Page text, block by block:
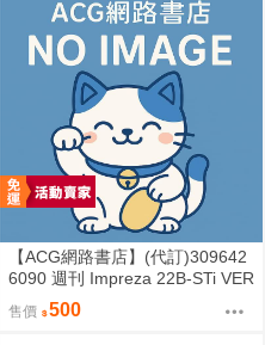
【ACG網路書店】(代訂)309642
6090 週刊 Impreza 22B-STi VER
SION をつくる (6)
售價 500